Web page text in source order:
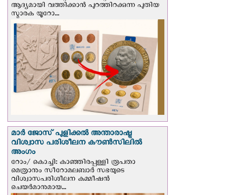
ആദ്യമായി വത്തിക്കാൻ പുറത്തിറക്കുന്ന പുതിയ
സ്മാരക യൂറോ...
മാർ ജോസ് പുളിക്കൽ അന്താരാഷ്ട്ര
വിശ്വാസ പരിശീലന കൗൺസിലിൽ
അംഗം
റോം/ കൊച്ചി: കാഞ്ഞിരപ്പള്ളി രൂപതാ
മെത്രാനും സീറോമലബാർ സഭയുടെ
വിശ്വാസപരിശീലന കമ്മീഷൻ
ചെയർമാനുമായ...